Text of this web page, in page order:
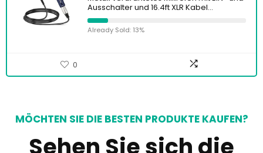
Ausschalter und 16.4ft XLR Kabel…
Already Sold: 13%
0
MÖCHTEN SIE DIE BESTEN PRODUKTE KAUFEN?